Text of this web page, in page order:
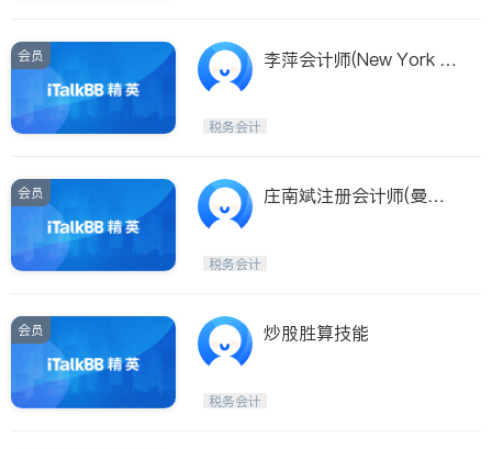
会员
李萍会计师(New York Ci
税务会计
会员
庄南斌注册会计师(曼哈
税务会计
会员 炒股胜算技能
税务会计